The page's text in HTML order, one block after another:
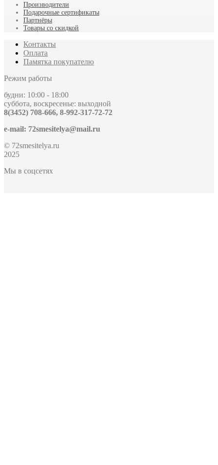
Производители
Подарочные сертификаты
Партнёры
Товары со скидкой
Контакты
Оплата
Памятка покупателю
Режим работы
будни: 10:00 - 18:00
суббота, воскресенье: выходной
8(3452) 708-666, 8-992-317-72-72
e-mail: 72smesitelya@mail.ru
© 72smesitelya.ru
2025
Мы в соцсетях